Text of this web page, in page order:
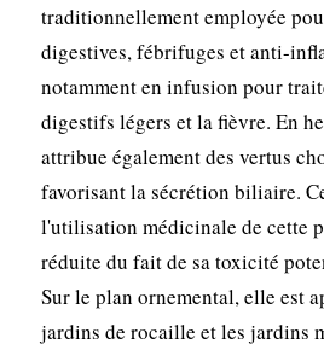
traditionnellement employée
digestives, fébrifuges et anti-
notamment en infusion pour
digestifs légers et la fièvre. En
attribue également des vertus
favorisant la sécrétion biliaire.
l'utilisation médicinale de cette
réduite du fait de sa toxicité
Sur le plan ornemental, elle est
jardins de rocaille et les jardins